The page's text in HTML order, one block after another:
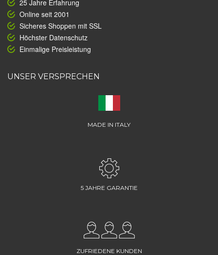
25 Jahre Erfahrung
Online seit 2001
Sicheres Shoppen mit SSL
Höchster Datenschutz
Einmalige Preisleistung
UNSER VERSPRECHEN
MADE IN ITALY
5 JAHRE GARANTIE
ZUFRIEDENE KUNDEN